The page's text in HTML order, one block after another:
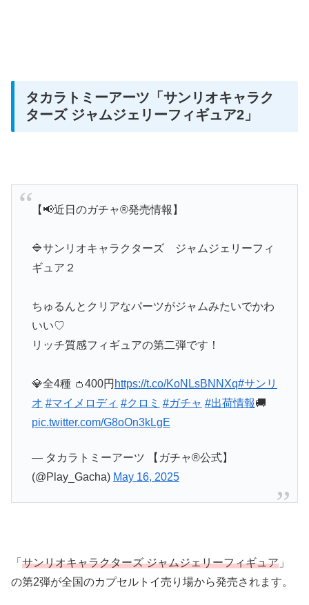
タカラトミーアーツ 「サンリオキャラク
ターズ ジャムジェリーフィギュア2」
【📢近日のガチャ®発売情報】
🔷サンリオキャラクターズ ジャムジェリーフィ
ギュア２
ちゅるんとクリアなパーツがジャムみたいでかわ
いい♡
リッチ質感フィギュアの第二弾です！
💎全4種 👛400円 https://t.co/KoNLsBNNXq#サンリ
オ #マイメロディ #クロミ #ガチャ #出荷情報🚚
pic.twitter.com/G8oOn3kLgE
— タカラトミーアーツ 【ガチャ®公式】
(@Play_Gacha) May 16, 2025
「 サンリオキャラクターズ ジャムジェリーフィギュア 」
の第2弾が全国のカプセルトイ売り場から発売されます。